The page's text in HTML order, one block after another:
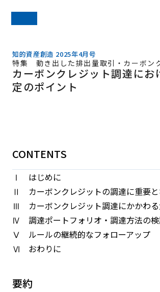
知的資産創造 2025年4月号
特集 動き出した排出量取引・カーボン
カーボンクレジット調達にお
定のポイント
CONTENTS
Ⅰ はじめに
Ⅱ カーボンクレジットの調達に重要と
Ⅲ カーボンクレジット調達にかかわ
Ⅳ 調達ポートフォリオ・調達方法の
Ⅴ ルールの継続的なフォローアップ
Ⅵ おわりに
要約